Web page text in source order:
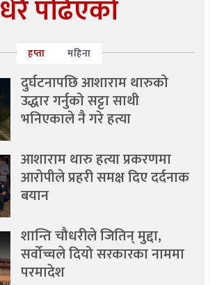
धेरै पढिएको
हप्ता महिना
दुर्घटनापछि आशाराम थारुको
उद्धार गर्नुको सट्टा साथी
भनिएकाले नै गरे हत्या
आशाराम थारु हत्या प्रकरणमा
आरोपीले प्रहरी समक्ष दिए दर्दनाक
बयान
शान्ति चौधरीले जितिन् मुद्दा,
सर्वोच्चले दियो सरकारका नाममा
परमादेश